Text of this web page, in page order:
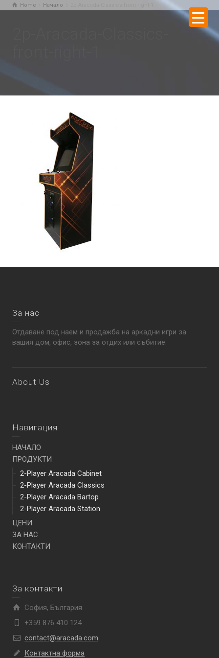
Home Начало
За нас
Отдаване под наем и продажба на аркадни игри за
вашия дом, офис, зона за отдих или събитие.
About Us
Навигация
НАЧАЛО
ПРОДУКТИ
2-Player Aracada Cabinet
2-Player Aracada Classics
2-Player Aracada Bartop
2-Player Aracada Station
ЦЕНИ
ЗА НАС
КОНТАКТИ
За контакти
София, България
+359 876 410 124
contact@aracada.com
Контактна форма